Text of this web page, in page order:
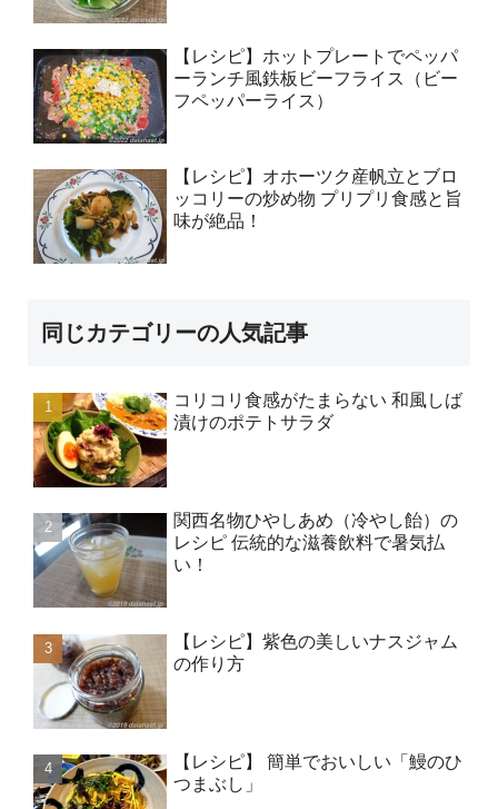
【レシピ】ホットプレートでペッパ
ーランチ風鉄板ビーフライス（ビー
フペッパーライス）
【レシピ】オホーツク産帆立とブロ
ッコリーの炒め物 プリプリ食感と旨
味が絶品！
同じカテゴリーの人気記事
コリコリ食感がたまらない 和風しば
漬けのポテトサラダ
関西名物ひやしあめ（冷やし飴）の
レシピ 伝統的な滋養飲料で暑気払
い！
【レシピ】紫色の美しいナスジャム
の作り方
【レシピ】 簡単でおいしい「鰻のひ
つまぶし」